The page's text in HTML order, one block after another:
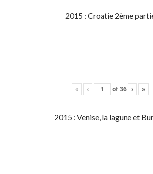
2015 : Croatie 2ème
« ‹ of36 › »
2015 : Venise, la lagune et